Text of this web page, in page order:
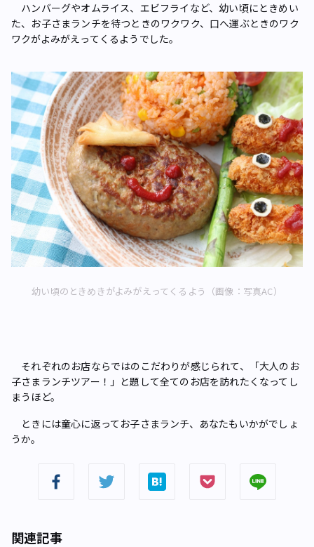
ハンバーグやオムライス、エビフライなど、幼い頃にときめい
た、お子さまランチを待つときのワクワク、口へ運ぶときのワク
ワクがよみがえってくるようでした。
幼い頃のときめきがよみがえってくるよう（画像：写真AC）
それぞれのお店ならではのこだわりが感じられて、「大人のお
子さまランチツアー！」と題して全てのお店を訪れたくなってし
まうほど。
ときには童心に返ってお子さまランチ、あなたもいかがでしょ
うか。
関連記事